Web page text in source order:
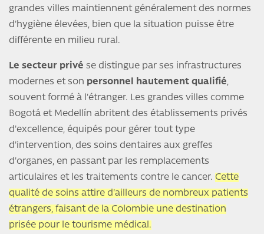
grandes villes maintiennent généralement des normes
d'hygiène élevées, bien que la situation puisse être
différente en milieu rural.
Le secteur privé se distingue par ses infrastructures
modernes et son personnel hautement qualifié,
souvent formé à l'étranger. Les grandes villes comme
Bogotá et Medellín abritent des établissements privés
d'excellence, équipés pour gérer tout type
d'intervention, des soins dentaires aux greffes
d'organes, en passant par les remplacements
articulaires et les traitements contre le cancer. Cette
qualité de soins attire d'ailleurs de nombreux patients
étrangers, faisant de la Colombie une destination
prisée pour le tourisme médical.